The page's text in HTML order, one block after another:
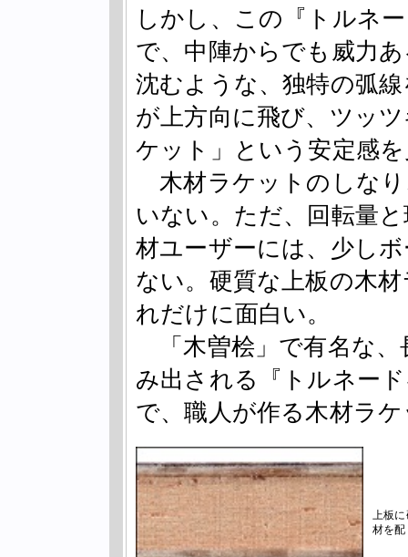
しかし、この『トルネ
で、中陣からでも威力
沈むような、独特の弧
が上方向に飛び、ツッ
ケット」という安定感
木材ラケットのしな
いない。ただ、回転量
材ユーザーには、少し
ない。硬質な上板の木
れだけに面白い。
「木曽桧」で有名な、
み出される『トルネー
で、職人が作る木材ラ
上板
材を